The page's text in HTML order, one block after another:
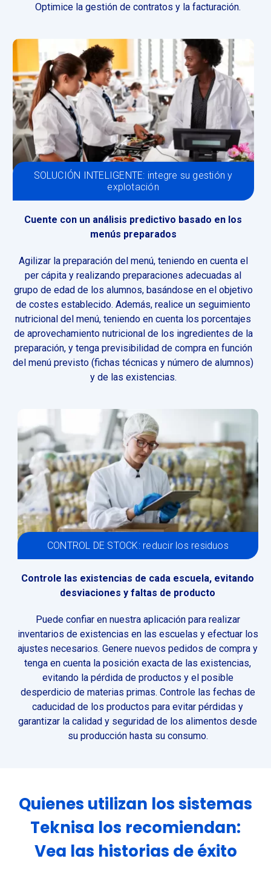
Optimice la gestión de contratos y la facturación.
SOLUCIÓN INTELIGENTE: integre su gestión y
explotación
Cuente con un análisis predictivo basado en los
menús preparados
Agilizar la preparación del menú, teniendo en cuenta el
per cápita y realizando preparaciones adecuadas al
grupo de edad de los alumnos, basándose en el objetivo
de costes establecido. Además, realice un seguimiento
nutricional del menú, teniendo en cuenta los porcentajes
de aprovechamiento nutricional de los ingredientes de la
preparación, y tenga previsibilidad de compra en función
del menú previsto (fichas técnicas y número de alumnos)
y de las existencias.
CONTROL DE STOCK: reducir los residuos
Controle las existencias de cada escuela, evitando
desviaciones y faltas de producto
Puede confiar en nuestra aplicación para realizar
inventarios de existencias en las escuelas y efectuar los
ajustes necesarios. Genere nuevos pedidos de compra y
tenga en cuenta la posición exacta de las existencias,
evitando la pérdida de productos y el posible
desperdicio de materias primas. Controle las fechas de
caducidad de los productos para evitar pérdidas y
garantizar la calidad y seguridad de los alimentos desde
su producción hasta su consumo.
Quienes utilizan los sistemas
Teknisa los recomiendan:
Vea las historias de éxito